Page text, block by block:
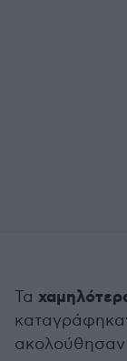
Τα
ακολούθησαν